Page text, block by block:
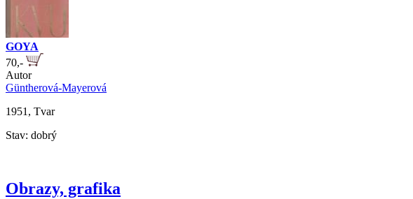
GOYA
70,-
Autor
Güntherová-Mayerová
1951, Tvar
Stav: dobrý
Obrazy, grafika